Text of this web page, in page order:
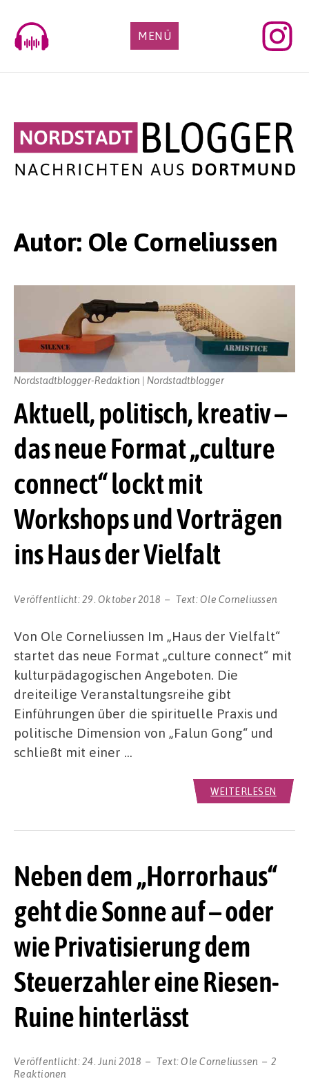
content
MENÜ
Autor: Ole Corneliussen
Aktuell, politisch, kreativ –
das neue Format „culture
connect“ lockt mit
Workshops und Vorträgen
ins Haus der Vielfalt
Veröffentlicht:29. Oktober 2018 Text:Ole Corneliussen
Nordstadtblogger-Redaktion | Nordstadtblogger
Von Ole Corneliussen Im „Haus der Vielfalt“
startet das neue Format „culture connect“ mit
kulturpädagogischen Angeboten. Die
dreiteilige Veranstaltungsreihe gibt
Einführungen über die spirituelle Praxis und
politische Dimension von „Falun Gong“ und
schließt mit einer …
WEITERLESEN
Neben dem „Horrorhaus“
geht die Sonne auf – oder
wie Privatisierung dem
Steuerzahler eine Riesen-
Ruine hinterlässt
Veröffentlicht:24. Juni 2018 Text:Ole Corneliussen
2
Reaktionen